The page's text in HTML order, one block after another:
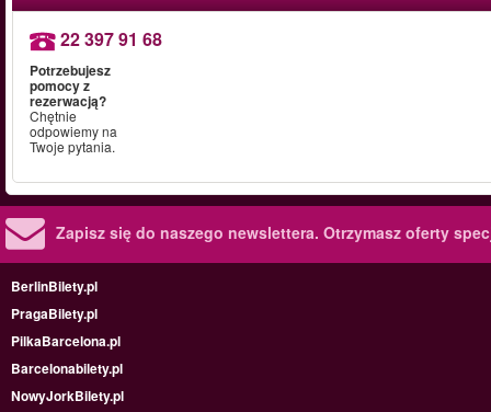
22 397 91 68
Potrzebujesz
pomocy z
rezerwacją?
Chętnie
odpowiemy na
Twoje pytania.
Zapisz się do naszego newslettera. Otrzymasz oferty
BerlinBilety.pl
PragaBilety.pl
PilkaBarcelona.pl
Barcelonabilety.pl
NowyJorkBilety.pl